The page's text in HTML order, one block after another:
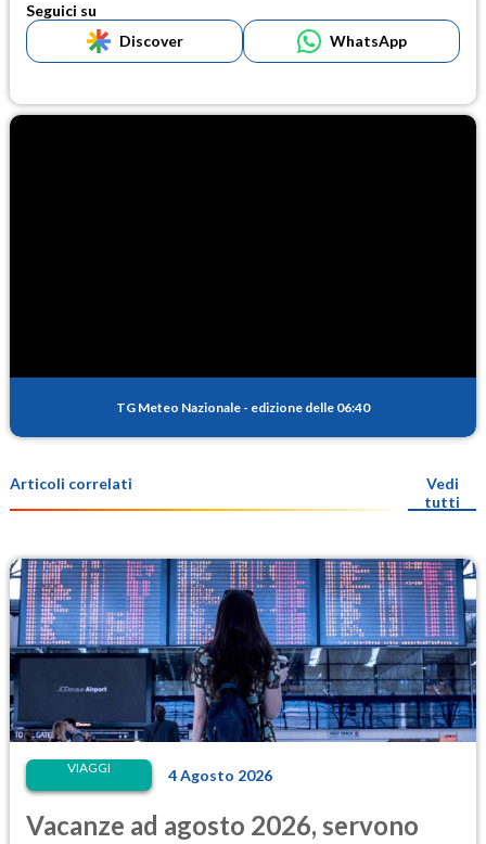
Seguici su
Discover
WhatsApp
TG Meteo Nazionale - edizione delle 06:40
Articoli correlati
Vedi
tutti
VIAGGI 4 Agosto 2026
Vacanze ad agosto 2026, servono